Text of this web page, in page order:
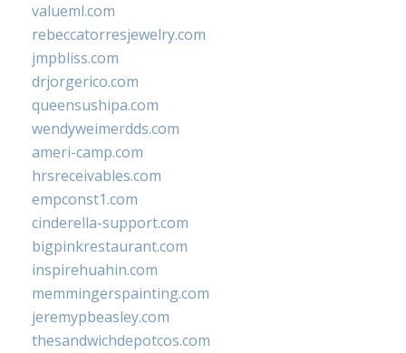
valueml.com
rebeccatorresjewelry.com
jmpbliss.com
drjorgerico.com
queensushipa.com
wendyweimerdds.com
ameri-camp.com
hrsreceivables.com
empconst1.com
cinderella-support.com
bigpinkrestaurant.com
inspirehuahin.com
memmingerspainting.com
jeremypbeasley.com
thesandwichdepotcos.com